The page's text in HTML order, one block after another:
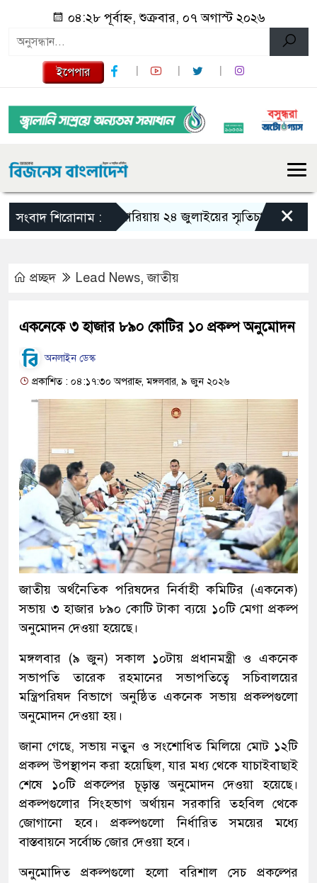
০৪:২৮ পূর্বাহ্ন, শুক্রবার, ০৭ অগাস্ট ২০২৬
ইপেপার
সংবাদ শিরোনাম :গজারিয়ায় ২৪ জুলাইয়ের স্মৃতিচারণ: গুমের×
প্রচ্ছদ Lead News,জাতীয়
একনেকে ৩ হাজার ৮৯০ কোটির ১০ প্রকল্প অনুমোদন
অনলাইন ডেস্ক
প্রকাশিত : ০৪:১৭:৩০ অপরাহ্ন, মঙ্গলবার, ৯ জুন ২০২৬
জাতীয় অর্থনৈতিক পরিষদের নির্বাহী কমিটির (একনেক)
সভায় ৩ হাজার ৮৯০ কোটি টাকা ব্যয়ে ১০টি মেগা প্রকল্প
অনুমোদন দেওয়া হয়েছে।
মঙ্গলবার (৯ জুন) সকাল ১০টায় প্রধানমন্ত্রী ও একনেক
সভাপতি তারেক রহমানের সভাপতিত্বে সচিবালয়ের
মন্ত্রিপরিষদ বিভাগে অনুষ্ঠিত একনেক সভায় প্রকল্পগুলো
অনুমোদন দেওয়া হয়।
জানা গেছে, সভায় নতুন ও সংশোধিত মিলিয়ে মোট ১২টি
প্রকল্প উপস্থাপন করা হয়েছিল, যার মধ্য থেকে যাচাইবাছাই
শেষে ১০টি প্রকল্পের চূড়ান্ত অনুমোদন দেওয়া হয়েছে।
প্রকল্পগুলোর সিংহভাগ অর্থায়ন সরকারি তহবিল থেকে
জোগানো হবে। প্রকল্পগুলো নির্ধারিত সময়ের মধ্যে
বাস্তবায়নে সর্বোচ্চ জোর দেওয়া হবে।
অনুমোদিত প্রকল্পগুলো হলো বরিশাল সেচ প্রকল্পের